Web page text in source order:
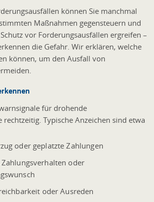
können Sie manchmal
Maßnahmen gegensteuern und
vor Forderungsausfällen ergreifen –
die Gefahr. Wir erklären, welche
können, um den Ausfall von
für drohende
rechtzeitig. Typische Anzeichen sind etwa
oder geplatzte Zahlungen
oder
oder Ausreden